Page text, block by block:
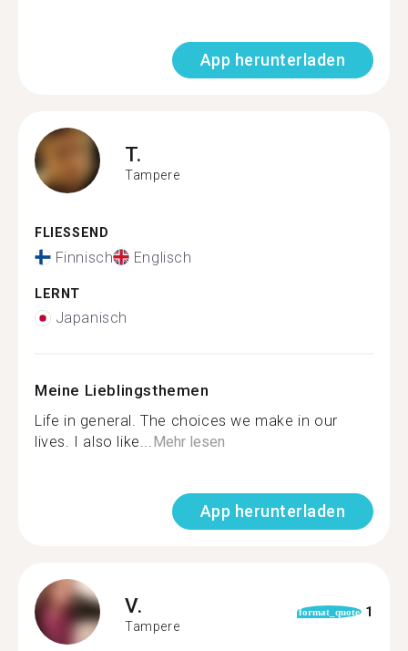
App herunterladen
T.
Tampere
FLIESSEND
Finnisch Englisch
LERNT
Japanisch
Meine Lieblingsthemen
Life in general. The choices we make in our
lives. I also like...Mehr lesen
App herunterladen
V.
Tampere
format_quote 1